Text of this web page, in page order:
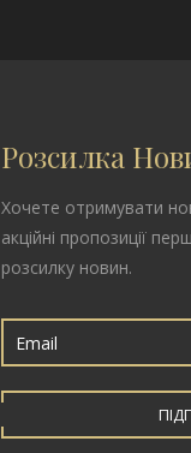
Розсилка
Хочете отримувати
акційні пропозиції
розсилку новин.